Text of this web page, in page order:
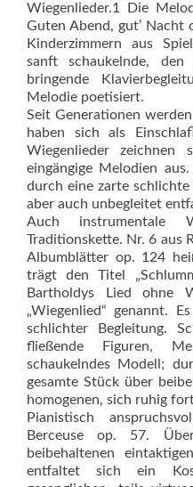
Wiegenlieder.1 Die
Guten Abend, gut’ Nacht
Kinderzimmern aus
sanft schaukelnde,
bringende
Melodie poetisiert.
Seit Generationen
haben sich als
Wiegenlieder zeichnen
eingängige Melodien
durch eine zarte schlichte
aber auch unbegleitet
Auch instrumentale
Traditionskette. Nr. 6 aus
Albumblätter op. 124
trägt den Titel
Bartholdys Lied
„Wiegenlied“ genannt.
schlichter Begleitung.
fließende Figuren,
schaukelndes Modell;
gesamte Stück über
homogenen, sich ruhig
Pianistisch
Berceuse op. 57.
beibehaltenen
entfaltet sich ein